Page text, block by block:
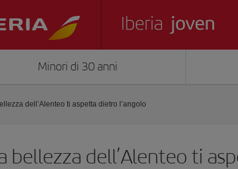
Minori di 30 anni
dell’Alenteo ti aspetta dietro l’angolo
bellezza dell’Alenteo ti